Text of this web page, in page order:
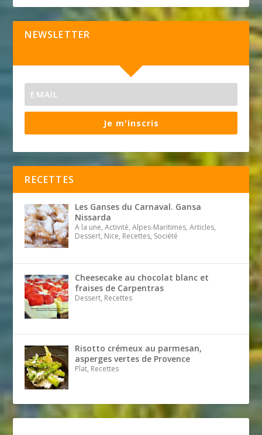
NEWSLETTER
Je m'inscris
RECETTES
Les Ganses du Carnaval. Gansa
Nissarda
A la une, Activité, Alpes-Maritimes, Articles,
Dessert, Nice, Recettes, Société
Cheesecake au chocolat blanc et
fraises de Carpentras
Dessert, Recettes
Risotto crémeux au parmesan,
asperges vertes de Provence
Plat, Recettes